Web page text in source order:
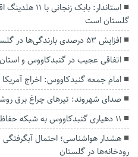
استاندار: بابک
گلستان است
افزایش ۵۳ درصدی بارندگی‌ها در گلستان
اتفاقی عجیب در‌ گنبدکاووس و
امام جمعه گنبدکاووس: اخراج
صدای شهروند: تیرهای چراغ برق
۱۱ دهیاری گنبدکاووس به شبکه حفاظت مردمی منابع طبیعی پیوستند
هشدار هواشناسی؛ احتمال آبگرفتگی
رودخانه‌ها در گلستان